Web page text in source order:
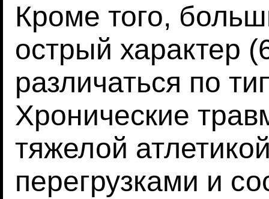
Кроме того,
острый характер
различаться по
Хронические
тяжелой
перегрузками и